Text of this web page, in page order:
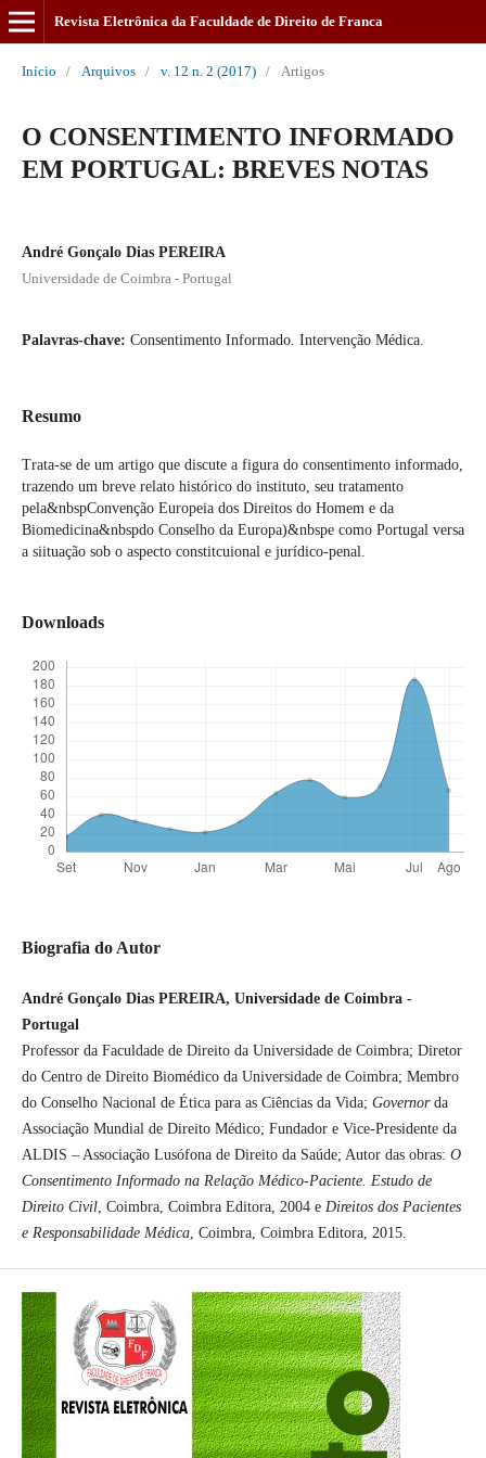
Revista Eletrônica da Faculdade de Direito de Franca
Início / Arquivos / v. 12 n. 2 (2017) / Artigos
O CONSENTIMENTO INFORMADO
EM PORTUGAL: BREVES NOTAS
André Gonçalo Dias PEREIRA
Universidade de Coimbra - Portugal
Palavras-chave: Consentimento Informado. Intervenção Médica.
Resumo
Trata-se de um artigo que discute a figura do consentimento informado,
trazendo um breve relato histórico do instituto, seu tratamento
pela&nbspConvenção Europeia dos Direitos do Homem e da
Biomedicina&nbspdo Conselho da Europa)&nbspe como Portugal versa
a siituação sob o aspecto constitcuional e jurídico-penal.
Downloads
Biografia do Autor
André Gonçalo Dias PEREIRA, Universidade de Coimbra -
Portugal
Professor da Faculdade de Direito da Universidade de Coimbra; Diretor
do Centro de Direito Biomédico da Universidade de Coimbra; Membro
do Conselho Nacional de Ética para as Ciências da Vida; Governor da
Associação Mundial de Direito Médico; Fundador e Vice-Presidente da
ALDIS – Associação Lusófona de Direito da Saúde; Autor das obras: O
Consentimento Informado na Relação Médico-Paciente. Estudo de
Direito Civil, Coimbra, Coimbra Editora, 2004 e Direitos dos Pacientes
e Responsabilidade Médica, Coimbra, Coimbra Editora, 2015.